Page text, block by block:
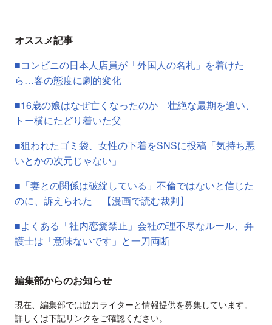
オススメ記事
■コンビニの日本人店員が「外国人の名札」を着けた
ら…客の態度に劇的変化
■16歳の娘はなぜ亡くなったのか 壮絶な最期を追い、
トー横にたどり着いた父
■狙われたゴミ袋、女性の下着をSNSに投稿「気持ち悪
いとかの次元じゃない」
■「妻との関係は破綻している」不倫ではないと信じた
のに、訴えられた 【漫画で読む裁判】
■よくある「社内恋愛禁止」会社の理不尽なルール、弁
護士は「意味ないです」と一刀両断
編集部からのお知らせ
現在、編集部では協力ライターと情報提供を募集しています。
詳しくは下記リンクをご確認ください。